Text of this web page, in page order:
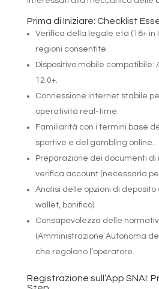
Prima di Iniziare: Checklist
Verifica della legale età (18+ in
regioni consentite.
Dispositivo mobile compatibile:
12.0+.
Connessione internet stabile
operatività real-time.
Familiarità con i termini base
sportive e del gambling online.
Preparazione dei documenti
verifica account (necessaria
Analisi delle opzioni di deposito
wallet, bonifico).
Consapevolezza delle
(Amministrazione Autonoma
che regolano l’operatore.
Registrazione sull’App SNAI: